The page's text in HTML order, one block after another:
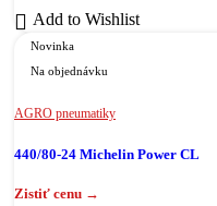
Add to Wishlist
Novinka
Na objednávku
AGRO pneumatiky
440/80-24 Michelin Power CL